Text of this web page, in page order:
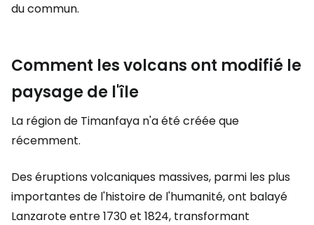
du commun.
Comment les volcans ont modifié le
paysage de l'île
La région de Timanfaya n'a été créée que
récemment.
Des éruptions volcaniques massives, parmi les plus
importantes de l'histoire de l'humanité, ont balayé
Lanzarote entre 1730 et 1824, transformant